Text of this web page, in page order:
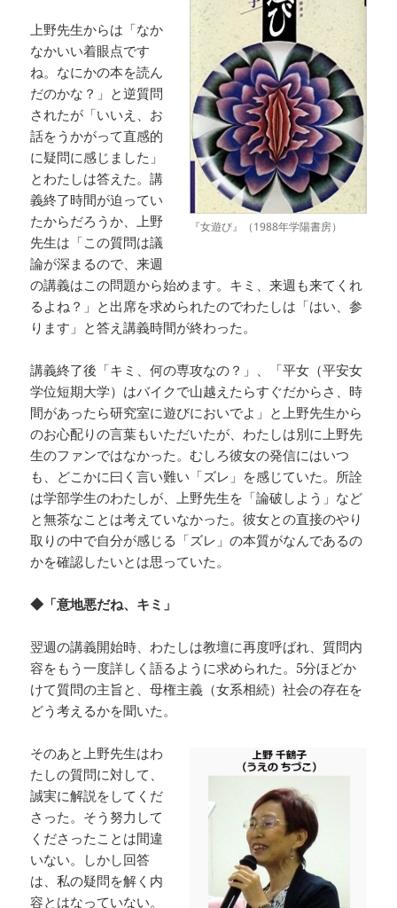
『女遊び』（1988年学陽書房）
上野先生からは「なか
なかいい着眼点です
ね。なにかの本を読ん
だのかな？」と逆質問
されたが「いいえ、お
話をうかがって直感的
に疑問に感じました」
とわたしは答えた。講
義終了時間が迫ってい
たからだろうか、上野
先生は「この質問は議
論が深まるので、来週
の講義はこの問題から始めます。キミ、来週も来てくれ
るよね？」と出席を求められたのでわたしは「はい、参
ります」と答え講義時間が終わった。
講義終了後「キミ、何の専攻なの？」、「平女（平安女
学位短期大学）はバイクで山越えたらすぐだからさ、時
間があったら研究室に遊びにおいでよ」と上野先生から
のお心配りの言葉もいただいたが、わたしは別に上野先
生のファンではなかった。むしろ彼女の発信にはいつ
も、どこかに曰く言い難い「ズレ」を感じていた。所詮
は学部学生のわたしが、上野先生を「論破しよう」など
と無茶なことは考えていなかった。彼女との直接のやり
取りの中で自分が感じる「ズレ」の本質がなんであるの
かを確認したいとは思っていた。
◆「意地悪だね、キミ」
翌週の講義開始時、わたしは教壇に再度呼ばれ、質問内
容をもう一度詳しく語るように求められた。5分ほどか
けて質問の主旨と、母権主義（女系相続）社会の存在を
どう考えるかを聞いた。
そのあと上野先生はわ
たしの質問に対して、
誠実に解説をしてくだ
さった。そう努力して
くださったことは間違
いない。しかし回答
は、私の疑問を解く内
容とはなっていない。